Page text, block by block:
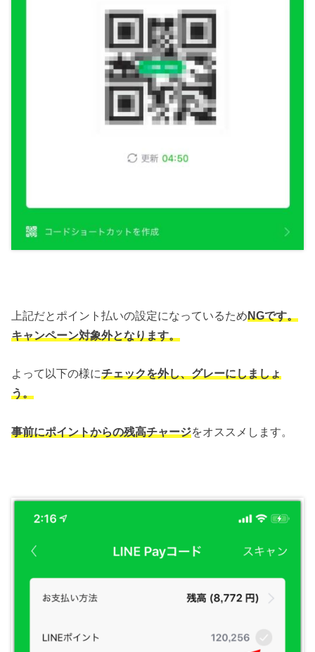
上記だとポイント払いの設定になっているためNGです。
キャンペーン対象外となります。
よって以下の様にチェックを外し、グレーにしましょ
う。
事前にポイントからの残高チャージをオススメします。